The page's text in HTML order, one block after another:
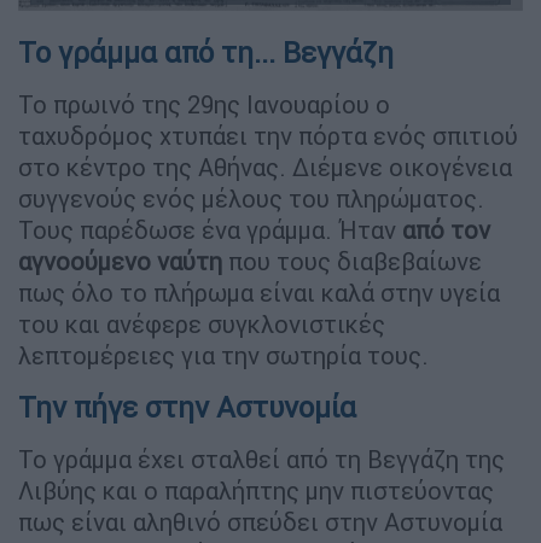
Το γράμμα από τη... Βεγγάζη
Το πρωινό της 29ης Ιανουαρίου ο
ταχυδρόμος χτυπάει την πόρτα ενός σπιτιού
στο κέντρο της Αθήνας. Διέμενε οικογένεια
συγγενούς ενός μέλους του πληρώματος.
Τους παρέδωσε ένα γράμμα. Ήταν από τον
αγνοούμενο ναύτη που τους διαβεβαίωνε
πως όλο το πλήρωμα είναι καλά στην υγεία
του και ανέφερε συγκλονιστικές
λεπτομέρειες για την σωτηρία τους.
Την πήγε στην Αστυνομία
Το γράμμα έχει σταλθεί από τη Βεγγάζη της
Λιβύης και ο παραλήπτης μην πιστεύοντας
πως είναι αληθινό σπεύδει στην Αστυνομία